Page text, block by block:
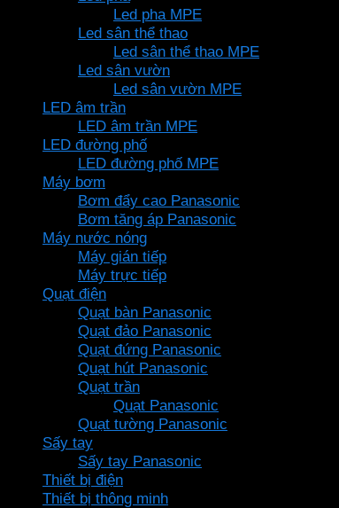
Led pha MPE
Led sân thể thao
Led sân thể thao MPE
Led sân vườn
Led sân vườn MPE
LED âm trần
LED âm trần MPE
LED đường phố
LED đường phố MPE
Máy bơm
Bơm đẩy cao Panasonic
Bơm tăng áp Panasonic
Máy nước nóng
Máy gián tiếp
Máy trực tiếp
Quạt điện
Quạt bàn Panasonic
Quạt đảo Panasonic
Quạt đứng Panasonic
Quạt hút Panasonic
Quạt trần
Quạt Panasonic
Quạt tường Panasonic
Sấy tay
Sấy tay Panasonic
Thiết bị điện
Thiết bị thông minh